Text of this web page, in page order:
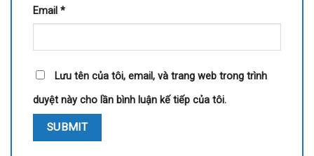
Email *
Lưu tên của tôi, email, và trang web trong trình
duyệt này cho lần bình luận kế tiếp của tôi.